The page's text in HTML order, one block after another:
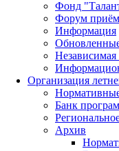
Фонд
Форум
Информация
Независимая
Организация
Банк
Архив